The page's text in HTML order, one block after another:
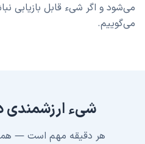
می‌شود و اگر شیء قابل بازیابی
می‌گوییم.
شیء ارزشمندی
هر دقیقه مهم است —